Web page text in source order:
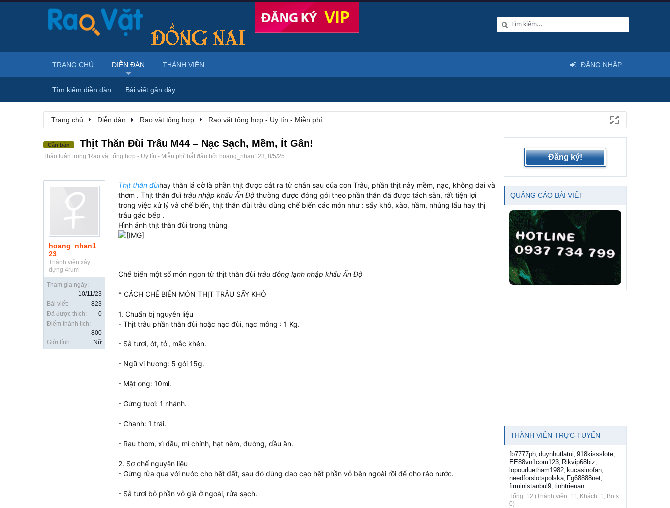
Trang chủ Diễn đàn Rao vặt tổng hợp Rao vặt tổng hợp - Uy tín - Miễn phí
Cần bán Thịt Thăn Đùi Trâu M44 – Nạc Sạch, Mềm, Ít Gân!
Thảo luận trong 'Rao vặt tổng hợp - Uy tín - Miễn phí' bắt đầu bởi hoang_nhan123, 8/5/25.
hoang_nhan1
23
Thành viên xây
dựng 4rum
Tham gia ngày:
10/11/23
Bài viết:
823
Đã được thích:
0
Điểm thành tích:
800
Giới tính:
Nữ
Thịt thăn đùihay thăn lá cờ là phần thịt được cắt ra từ chân sau của con Trâu, phần thịt này mềm, nạc, không dai và
thơm . Thịt thăn đuì trâu nhập khẩu Ấn Độ thường được đóng gói theo phần thăn đã được tách sẵn, rất tiện lợi
trong việc xử lý và chế biến, thịt thăn đùi trâu dùng chế biến các món như : sấy khô, xào, hầm, nhúng lẩu hay thị
trâu gác bếp .
Hình ảnh thịt thăn đùi trong thùng
Chế biến một số món ngon từ thịt thăn đùi trâu đông lạnh nhập khẩu Ấn Độ
* CÁCH CHẾ BIẾN MÓN THỊT TRÂU SẤY KHÔ
1. Chuẩn bị nguyên liệu
- Thịt trâu phần thăn đùi hoặc nạc đùi, nạc mông : 1 Kg.
- Sả tươi, ớt, tỏi, mắc khén.
- Ngũ vị hương: 5 gói 15g.
- Mật ong: 10ml.
- Gừng tươi: 1 nhánh.
- Chanh: 1 trái.
- Rau thơm, xì dầu, mì chính, hạt nêm, đường, dầu ăn.
2. Sơ chế nguyên liệu
- Gừng rửa qua với nước cho hết đất, sau đó dùng dao cạo hết phần vỏ bên ngoài rồi để cho ráo nước.
- Sả tươi bỏ phần vỏ già ở ngoài, rửa sạch.
Đăng ký!
QUẢNG CÁO BÀI VIẾT
THÀNH VIÊN TRỰC TUYẾN
fb7777ph, duynhutlatui, 918kissslote,
EE88vn1com123, Rikvip68biz,
lopourluetham1982, kucasinofan,
needforslotspolska, Fg68888net,
firministanbul9, tinhtrieuan
Tổng: 12 (Thành viên: 11, Khách: 1, Bots:
0)
TRANG CHỦ DIỄN ĐÀN
Tìm kiếm diễn đàn Bài viết gần đây
THÀNH VIÊN ĐĂNG NHẬP